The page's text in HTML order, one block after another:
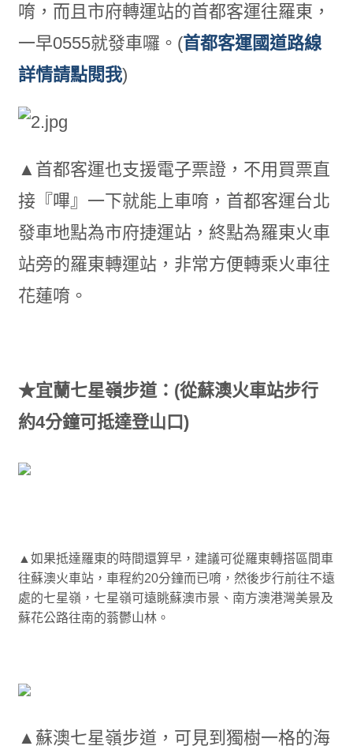
唷，而且市府轉運站的首都客運往羅東，
一早0555就發車囉。(首都客運國道路線
詳情請點閱我)
▲首都客運也支援電子票證，不用買票直
接『嗶』一下就能上車唷，首都客運台北
發車地點為市府捷運站，終點為羅東火車
站旁的羅東轉運站，非常方便轉乘火車往
花蓮唷。
★宜蘭七星嶺步道：(從蘇澳火車站步行
約4分鐘可抵達登山口)
▲如果抵達羅東的時間還算早，建議可從羅東轉搭區間車
往蘇澳火車站，車程約20分鐘而已唷，然後步行前往不遠
處的七星嶺，七星嶺可遠眺蘇澳市景、南方澳港灣美景及
蘇花公路往南的蓊鬱山林。
▲蘇澳七星嶺步道，可見到獨樹一格的海